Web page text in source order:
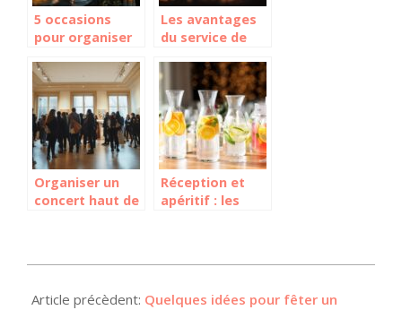
5 occasions
pour organiser
dînatoire festif
qui ravira votre
cercle d’amis
Les avantages
du service de
pour vos achats
de vodka
Organiser un
concert haut de
Réception et
apéritif : les
03-
Article précèdent: Quelques idées pour fêter un